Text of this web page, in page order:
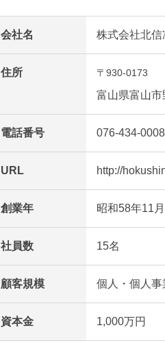
会社名 株式会社北信
住所 〒930-0173
富山県富山市
電話番号 076-434-0008
URL http://
創業年 昭和58年11月
社員数 15名
顧客規模 個人・個人事
資本金 1,000万円